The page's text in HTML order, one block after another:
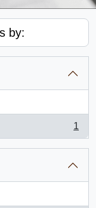
by:
1